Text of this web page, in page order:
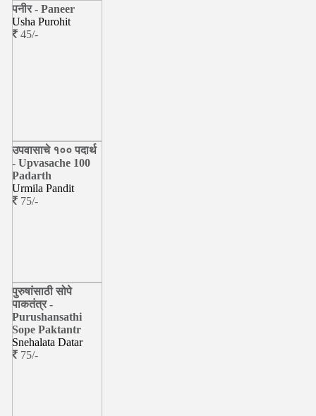
पनीर - Paneer
Usha Purohit
45/-
उपवासाचे १०० पदार्थ
- Upvasache 100
Padarth
Urmila Pandit
75/-
पुरुषांसाठी सोपे
पाकतंत्र -
Purushansathi
Sope Paktantr
Snehalata Datar
75/-